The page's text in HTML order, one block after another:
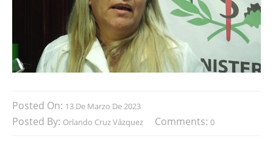
Posted On: 13 De Marzo De 2023
Posted By: Orlando Cruz Vázquez Comments: 0